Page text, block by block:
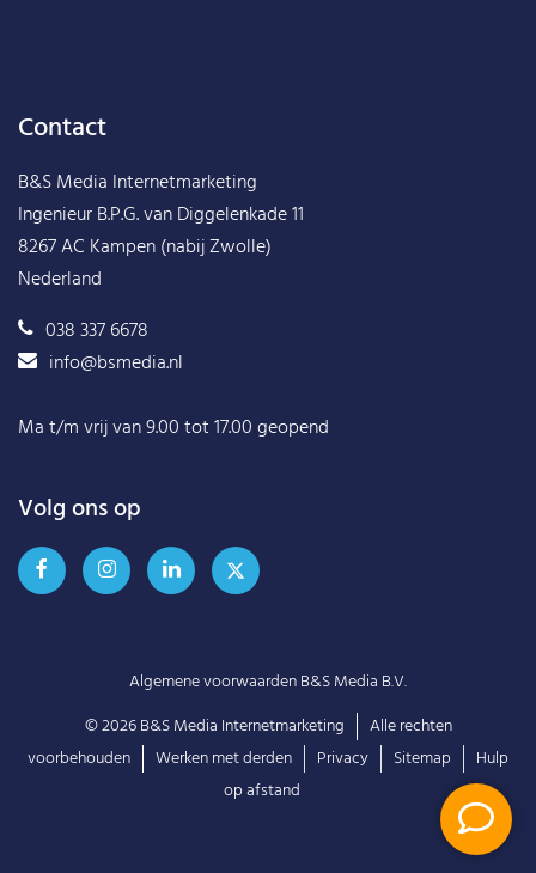
Contact
B&S Media Internetmarketing
Ingenieur B.P.G. van Diggelenkade 11
8267 AC Kampen (nabij Zwolle)
Nederland
038 337 6678
info@bsmedia.nl
Ma t/m vrij van 9.00 tot 17.00 geopend
Volg ons op
Algemene voorwaarden B&S Media B.V.
© 2026B&S Media Internetmarketing
Alle rechten
voorbehouden
Werken met derden Privacy Sitemap
Hulp
op afstand